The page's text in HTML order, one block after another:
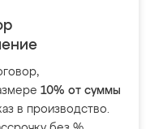
10% от суммы
в производство.